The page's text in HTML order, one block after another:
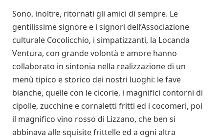
Sono, inoltre, ritornati gli amici di sempre. Le
gentilissime signore e i signori dell’Associazione
culturale Cocolicchio, i simpatizzanti, la Locanda
Ventura, con grande volontà e amore hanno
collaborato in sintonia nella realizzazione di un
menù tipico e storico dei nostri luoghi: le fave
bianche, quelle con le cicorie, i magnifici contorni di
cipolle, zucchine e cornaletti fritti ed i cocomeri, poi
il magnifico vino rosso di Lizzano, che ben si
abbinava alle squisite frittelle ed a ogni altra